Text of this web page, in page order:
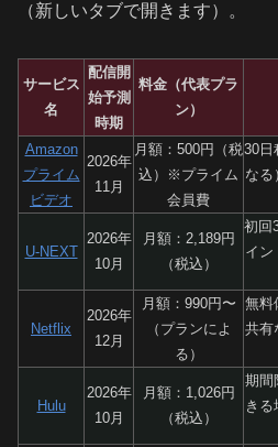
（新しいタブで開きます）。
サービス
名
配信開
始予測
時期
料金（代表プラ
ン）
Amazon
プライム
ビデオ
2026年
11月
月額：500円（税
込）※プライム
会員費
30日
なる
U-NEXT
2026年
10月
月額：2,189円
（税込）
初回
イン
Netflix
2026年
12月
月額：990円〜
（プランによ
る）
無料
共有
Hulu
2026年
10月
月額：1,026円
（税込）
期間
き